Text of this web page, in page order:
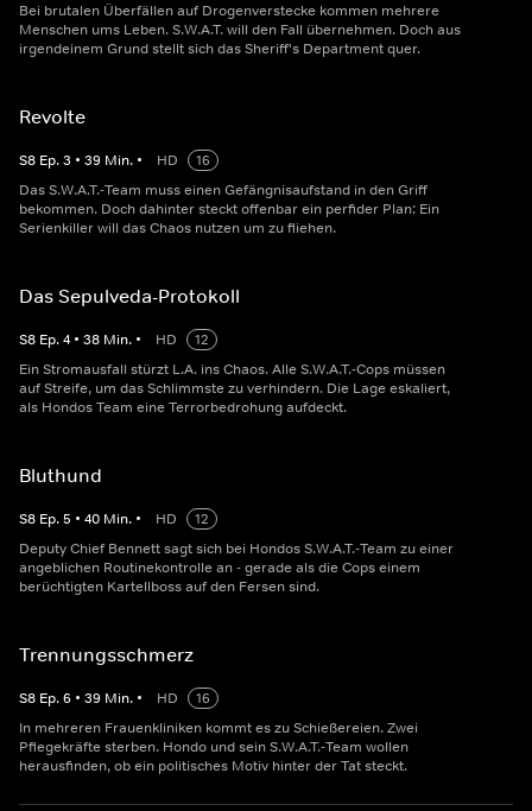
Bei brutalen Überfällen auf Drogenverstecke kommen mehrere
Menschen ums Leben. S.W.A.T. will den Fall übernehmen. Doch aus
irgendeinem Grund stellt sich das Sheriff's Department quer.
Revolte
S8 Ep.3 • 39 Min. • HD
16
Das S.W.A.T.-Team muss einen Gefängnisaufstand in den Griff
bekommen. Doch dahinter steckt offenbar ein perfider Plan: Ein
Serienkiller will das Chaos nutzen um zu fliehen.
Das Sepulveda-Protokoll
S8 Ep.4 • 38 Min. • HD
12
Ein Stromausfall stürzt L.A. ins Chaos. Alle S.W.A.T.-Cops müssen
auf Streife, um das Schlimmste zu verhindern. Die Lage eskaliert,
als Hondos Team eine Terrorbedrohung aufdeckt.
Bluthund
S8 Ep.5 • 40 Min. • HD
12
Deputy Chief Bennett sagt sich bei Hondos S.W.A.T.-Team zu einer
angeblichen Routinekontrolle an - gerade als die Cops einem
berüchtigten Kartellboss auf den Fersen sind.
Trennungsschmerz
S8 Ep.6 • 39 Min. • HD
16
In mehreren Frauenkliniken kommt es zu Schießereien. Zwei
Pflegekräfte sterben. Hondo und sein S.W.A.T.-Team wollen
herausfinden, ob ein politisches Motiv hinter der Tat steckt.